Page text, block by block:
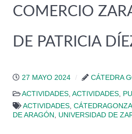
COMERCIO
DE PATRICIA
27 MAYO 2024 CÁTEDRA
ACTIVIDADES ACTIVIDADES
ACTIVIDADES
DE ARAGÓN
UNIVERSIDAD DE